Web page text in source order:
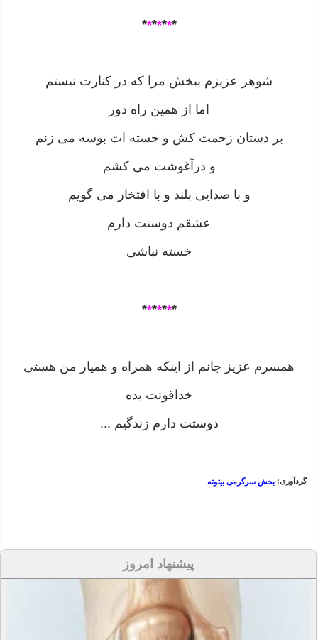
*
*
*
*
*
*
*
شوهر عزیزم ببخش مرا که در کنارت نیستم
اما از همین راه دور
بر دستان زحمت کش و خسته ات بوسه می زنم
و درآغوشت می کشم
و با صدایی بلند و با افتخار می گویم
عشقم دوستت دارم
خسته نباشی
*
*
*
*
*
*
*
همسرم عزیز جانم از اینکه همراه و همیار من هستی
خداقوتت بده
دوستت دارم زندگیم ...
گردآوری: بخش سرگرمی بیتوته
پیشنهاد امروز